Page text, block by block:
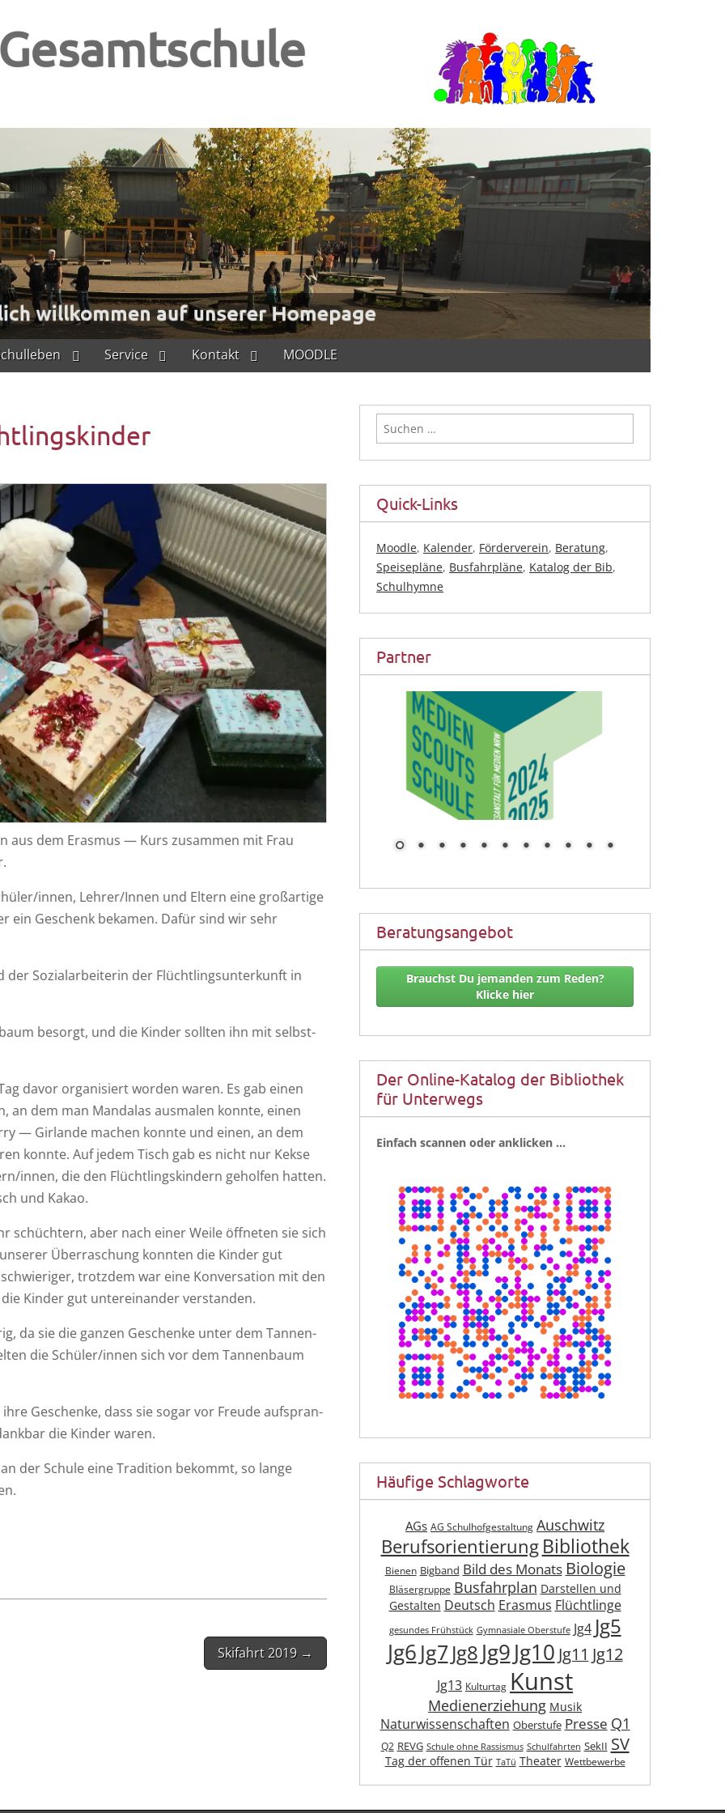
Service Kontakt MOODLE
aus dem Eras­mus — Kurs zusam­men mit Frau
innen, Lehrer/Innen und Eltern eine groß­ar­ti­ge
ein Geschenk beka­men. Dafür sind wir sehr
der Sozi­al­ar­bei­te­rin der Flücht­lings­un­ter­kunft in
besorgt, und die Kin­der soll­ten ihn mit selbst­
davor orga­ni­siert wor­den waren. Es gab einen
an dem man Man­da­las aus­ma­len konn­te, einen
— Gir­lan­de machen konn­te und einen, an dem
konn­te. Auf jedem Tisch gab es nicht nur Kek­se
innen, die den Flücht­lings­kin­dern gehol­fen hat­ten.
und Kakao.
schüch­tern, aber nach einer Wei­le öff­ne­ten sie sich
Über­ra­schung konn­ten die Kin­der gut
trotz­dem war eine Kon­ver­sa­ti­on mit den
Kin­der gut unter­ein­an­der verstanden.
da sie die gan­zen Geschen­ke unter dem Tan­nen­
die Schüler/innen sich vor dem Tan­nen­baum
Geschen­ke, dass sie sogar vor Freu­de auf­spran­
die Kin­der waren.
der Schu­le eine Tra­di­ti­on bekommt, so lan­ge
Skifahrt 2019 →
Suchen
nach:
Quick-Links
Moodle, Kalender, Förderverein, Beratung,
Speisepläne, Busfahrpläne, Katalog der Bib,
Schulhymne
Partner
Beratungsangebot
Brauchst Du jemanden zum Reden?
Klicke hier
Der Online-Katalog der Bibliothek
für Unterwegs
Ein­fach scan­nen oder anklicken …
Häufige Schlagworte
AGs AG Schulhofgestaltung Auschwitz
Berufsorientierung Bibliothek
Bienen Bigband Bild des Monats Biologie
Bläsergruppe Busfahrplan Darstellen und
Gestalten Deutsch Erasmus Flüchtlinge
gesundes Frühstück Gymnasiale Oberstufe Jg4 Jg5
Jg6 Jg7 Jg8 Jg9Jg10 Jg11 Jg12
Jg13 Kulturtag Kunst
Medienerziehung Musik
Naturwissenschaften Oberstufe Presse Q1
Q2 REVG Schule ohne Rassismus Schulfahrten SekII SV
Tag der offenen Tür TaTü Theater Wettbewerbe